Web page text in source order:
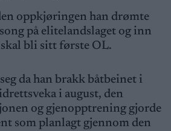
oppkjøringen han drømte
på elitelandslaget og inn
bli sitt første OL.
da han brakk båtbeinet i
i august, den
og gjenopptrening gjorde
som planlagt gjennom den